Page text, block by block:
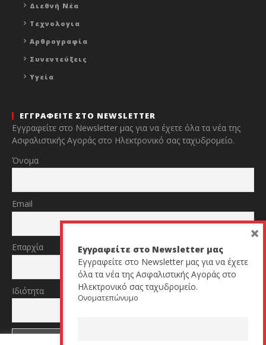
Διεθνή Νέα
Τεχνολογια
Αρθρογραφία
Συνεντεύξεις
Υγεία
ΕΓΓΡΑΦΕΙΤΕ ΣΤΟ NEWSLETTER
Εγγραφείτε στο Newsletter μας για να έχετε όλα τα νέα της
Ασφαλιστικής Αγοράς στο Ηλεκτρονικό σας ταχυδρομείο.
Όνομα
Email
Επαρχία
Ιδιότητα
Εγγραφείτε στο Newsletter μας
Εγγραφείτε στο Newsletter μας για να έχετε
όλα τα νέα της Ασφαλιστικής Αγοράς στο
Ηλεκτρονικό σας ταχυδρομείο.
Ονοματεπώνυμο
×